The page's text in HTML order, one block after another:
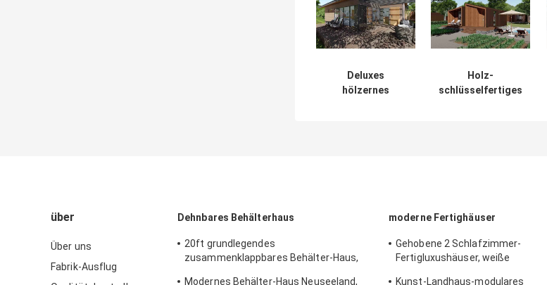
Deluxes
hölzernes
Holz-
schlüsselfertiges
über
Über uns
Fabrik-Ausflug
Dehnbares Behälterhaus
20ft grundlegendes
zusammenklappbares Behälter-Haus,
Modernes Behälter-Haus Neuseeland,
moderne Fertighäuser
Gehobene 2 Schlafzimmer-
Fertigluxushäuser, weiße
Kunst-Landhaus-modulares